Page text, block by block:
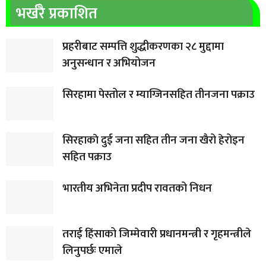
भर्खरै प्रकाशित
प्रहरीबाट सम्पत्ति शुद्धीकरणका २८ मुद्दामा
अनुसन्धान र अभियोजन
सिरहामा पेस्तोल र म्याग्जिनसहित तीनजना पक्राउ
सिरहाकाे दुई जना सहित तीन जना खैरो हेरोइन
सहित पक्राउ
भारतीय अभिनेता प्रदीप रावतको निधन
तराई हिंसाको जिम्मेवारी प्रधानमन्त्री र गृहमन्त्रीले
लिनुपर्छः एमाले